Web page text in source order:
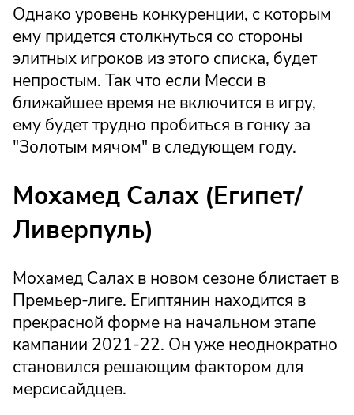
Однако уровень конкуренции, с которым
ему придется столкнуться со стороны
элитных игроков из этого списка, будет
непростым. Так что если Месси в
ближайшее время не включится в игру,
ему будет трудно пробиться в гонку за
"Золотым мячом" в следующем году.
Мохамед Салах (Египет/
Ливерпуль)
Мохамед Салах в новом сезоне блистает в
Премьер-лиге. Египтянин находится в
прекрасной форме на начальном этапе
кампании 2021-22. Он уже неоднократно
становился решающим фактором для
мерсисайдцев.